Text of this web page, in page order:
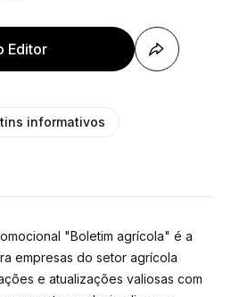
Editor
informativos
"Boletim agrícola" é a
empresas do setor agrícola
e atualizações valiosas com